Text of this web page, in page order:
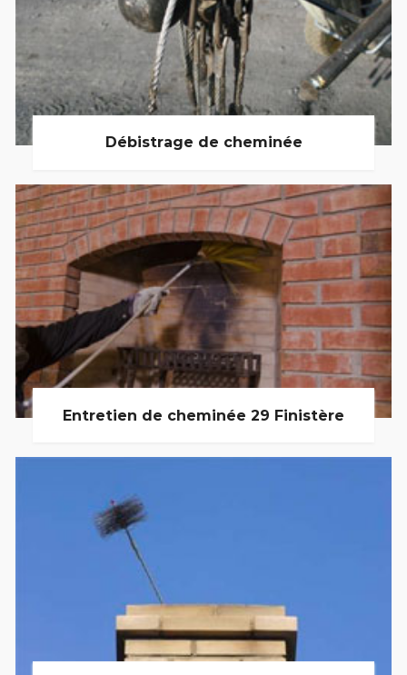
Débistrage de cheminée
Entretien de cheminée 29 Finistère